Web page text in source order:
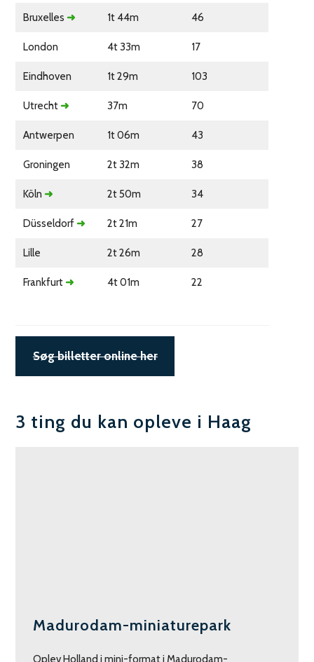
Bruxelles ➜ 1t 44m 46
London 4t 33m 17
Eindhoven 1t 29m 103
Utrecht ➜ 37m 70
Antwerpen 1t 06m 43
Groningen 2t 32m 38
Köln ➜ 2t 50m 34
Düsseldorf ➜ 2t 21m 27
Lille 2t 26m 28
Frankfurt ➜ 4t 01m 22
Søg billetter online her
3 ting du kan opleve i Haag
Madurodam-miniaturepark
Oplev Holland i mini-format i Madurodam-